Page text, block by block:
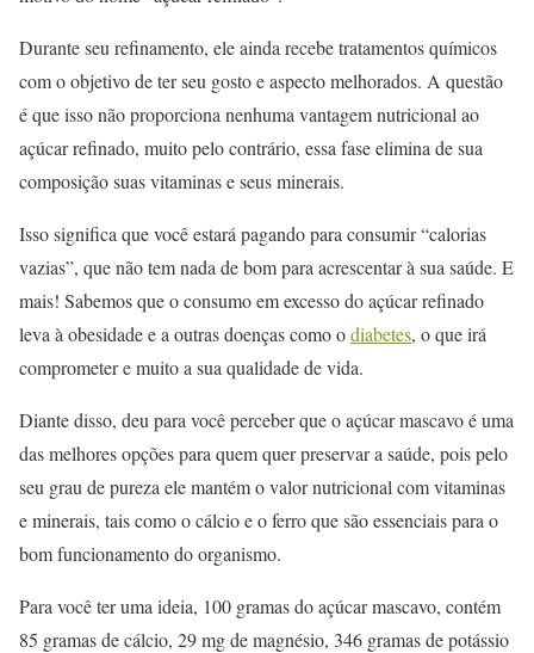
Durante seu refinamento, ele ainda recebe tratamentos químicos
com o objetivo de ter seu gosto e aspecto melhorados. A questão
é que isso não proporciona nenhuma vantagem nutricional ao
açúcar refinado, muito pelo contrário, essa fase elimina de sua
composição suas vitaminas e seus minerais.
Isso significa que você estará pagando para consumir “calorias
vazias”, que não tem nada de bom para acrescentar à sua saúde. E
mais! Sabemos que o consumo em excesso do açúcar refinado
leva à obesidade e a outras doenças como odiabetes, o que irá
comprometer e muito a sua qualidade de vida.
Diante disso, deu para você perceber que o açúcar mascavo é uma
das melhores opções para quem quer preservar a saúde, pois pelo
seu grau de pureza ele mantém o valor nutricional com vitaminas
e minerais, tais como o cálcio e o ferro que são essenciais para o
bom funcionamento do organismo.
Para você ter uma ideia, 100 gramas do açúcar mascavo, contém
85 gramas de cálcio, 29 mg de magnésio, 346 gramas de potássio